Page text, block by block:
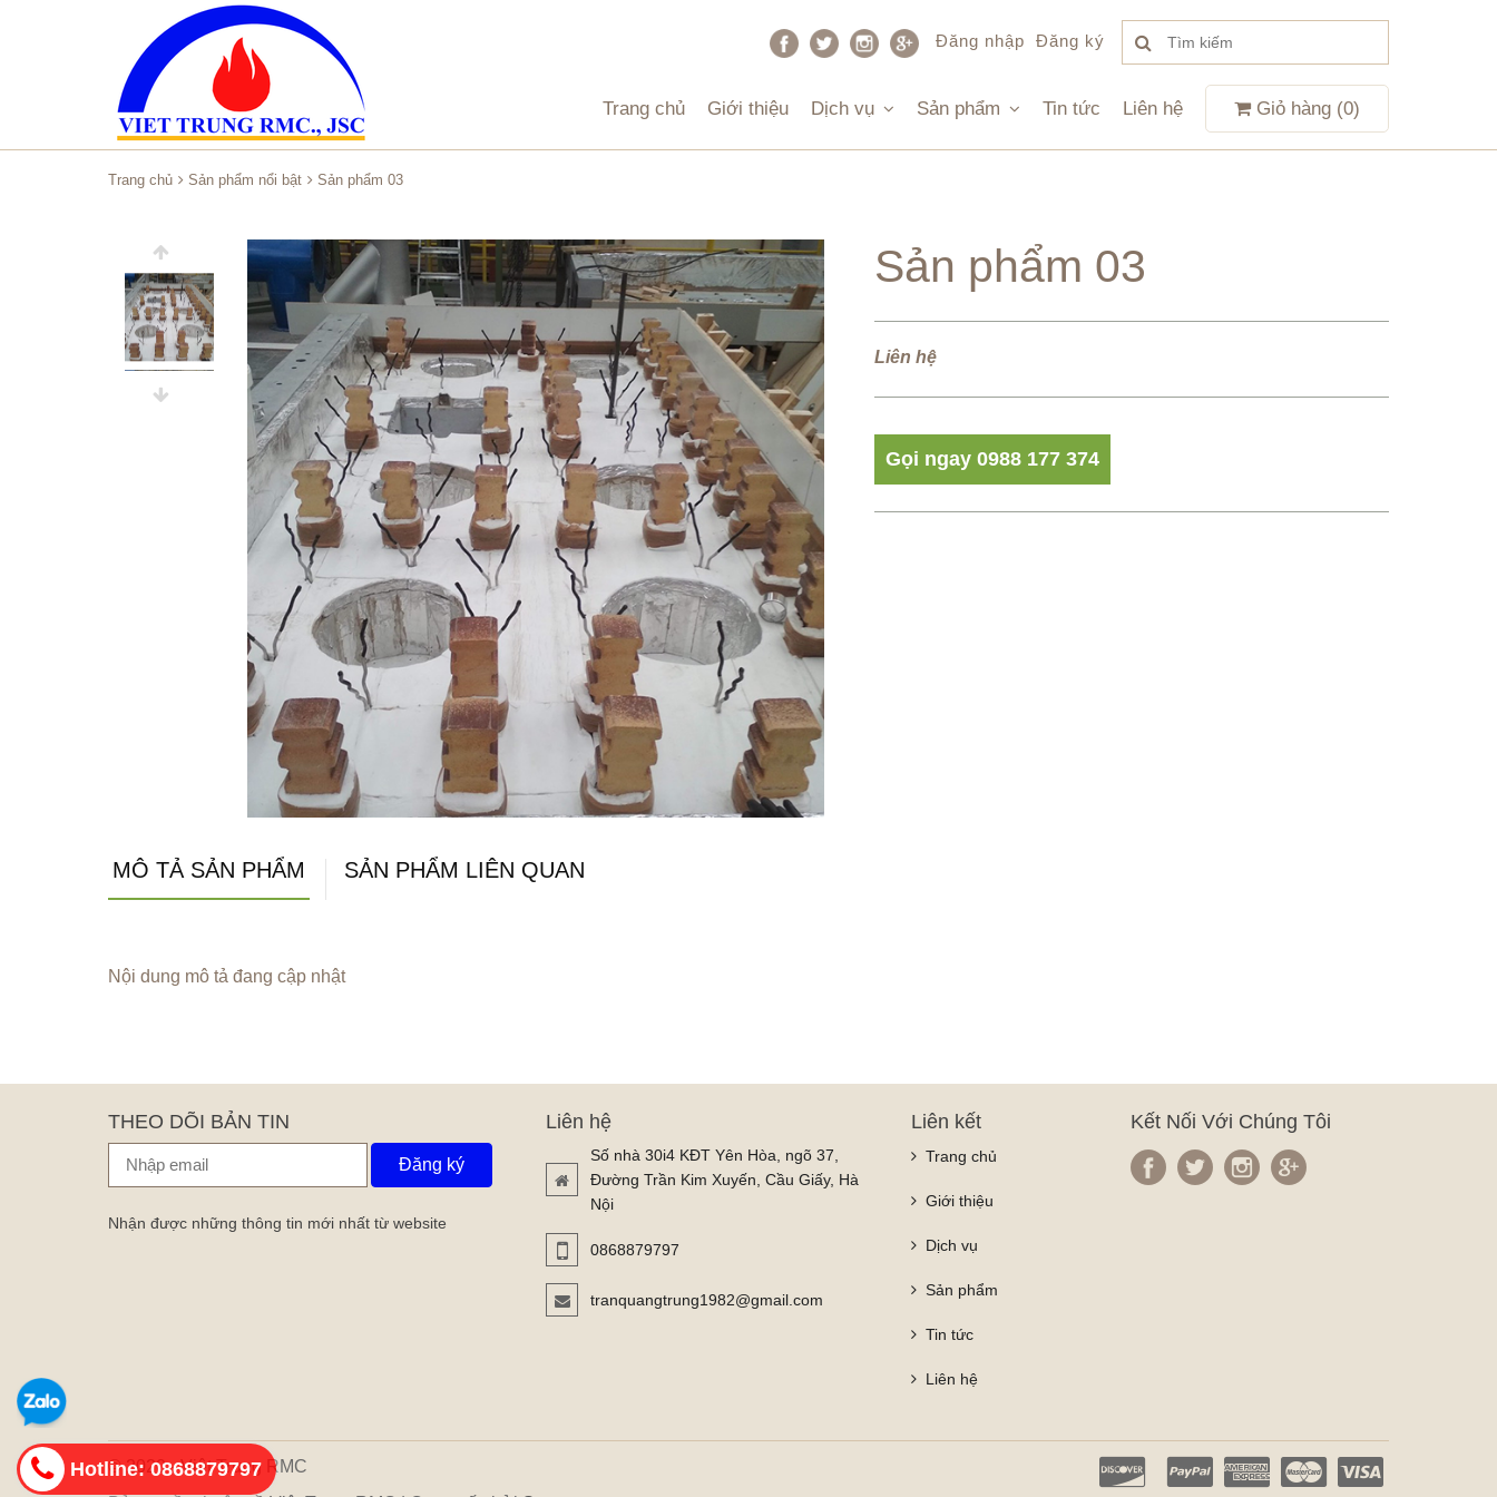
Đăng nhập Đăng ký
Trang chủ Giới thiệu Dịch vụ Sản phẩm Tin tức Liên hệ Giỏ hàng (0)
Trang chủ Sản phẩm nổi bật Sản phẩm 03
Sản phẩm 03
Liên hệ
Gọi ngay 0988 177 374
MÔ TẢ SẢN PHẨM SẢN PHẨM LIÊN QUAN
Nội dung mô tả đang cập nhật
THEO DÕI BẢN TIN
Đăng ký
Nhận được những thông tin mới nhất từ website
Liên hệ
Số nhà 30i4 KĐT Yên Hòa, ngõ 37,
Đường Trần Kim Xuyến, Cầu Giấy, Hà
Nội
0868879797
tranquangtrung1982@gmail.com
Liên kết
Trang chủ
Giới thiệu
Dịch vụ
Sản phẩm
Tin tức
Liên hệ
Kết Nối Với Chúng Tôi
© 2020 - Việt Trung RMC
Hotline: 0868879797